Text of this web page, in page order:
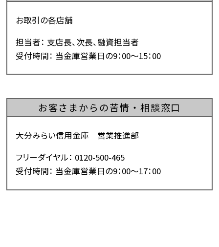
お取引の各店舗
担当者： 支店長、次長、融資担当者
受付時間： 当金庫営業日の9：00～15：00
お客さまからの苦情・相談窓口
大分みらい信用金庫 営業推進部
フリーダイヤル： 0120-500-465
受付時間： 当金庫営業日の9：00～17：00